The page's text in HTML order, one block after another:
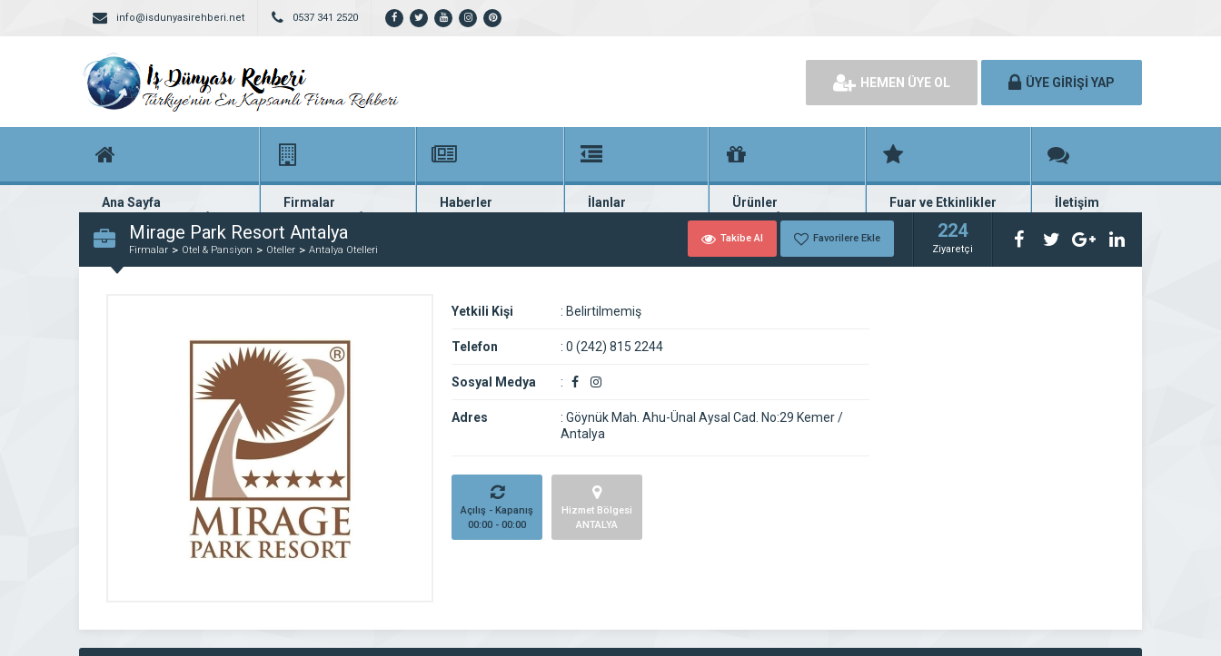
info@isdunyasirehberi.net 0537 341 2520
HEMEN ÜYE OL ÜYE GİRİŞİ YAP
Ana Sayfa
Firma rehberi ana sayfanız
Firmalar
Yüzlerce kayıtlı firma
Haberler
En güncel haberler
İlanlar
Güncel seri ilanlar
Ürünler
Binlerce firma ürünü
Fuar ve Etkinlikler
Fuar ve etkinlik planları
İletişim
Bize ulaşın
Mirage Park Resort Antalya
Firmalar Otel & Pansiyon Oteller Antalya Otelleri
Takibe Al Favorilere Ekle 224
Ziyaretçi
Yetkili Kişi : Belirtilmemiş
Telefon : 0 (242) 815 2244
Sosyal Medya :
Adres : Göynük Mah. Ahu-Ünal Aysal Cad. No:29 Kemer /
Antalya
Açılış - Kapanış
00:00 - 00:00
Hizmet Bölgesi
ANTALYA